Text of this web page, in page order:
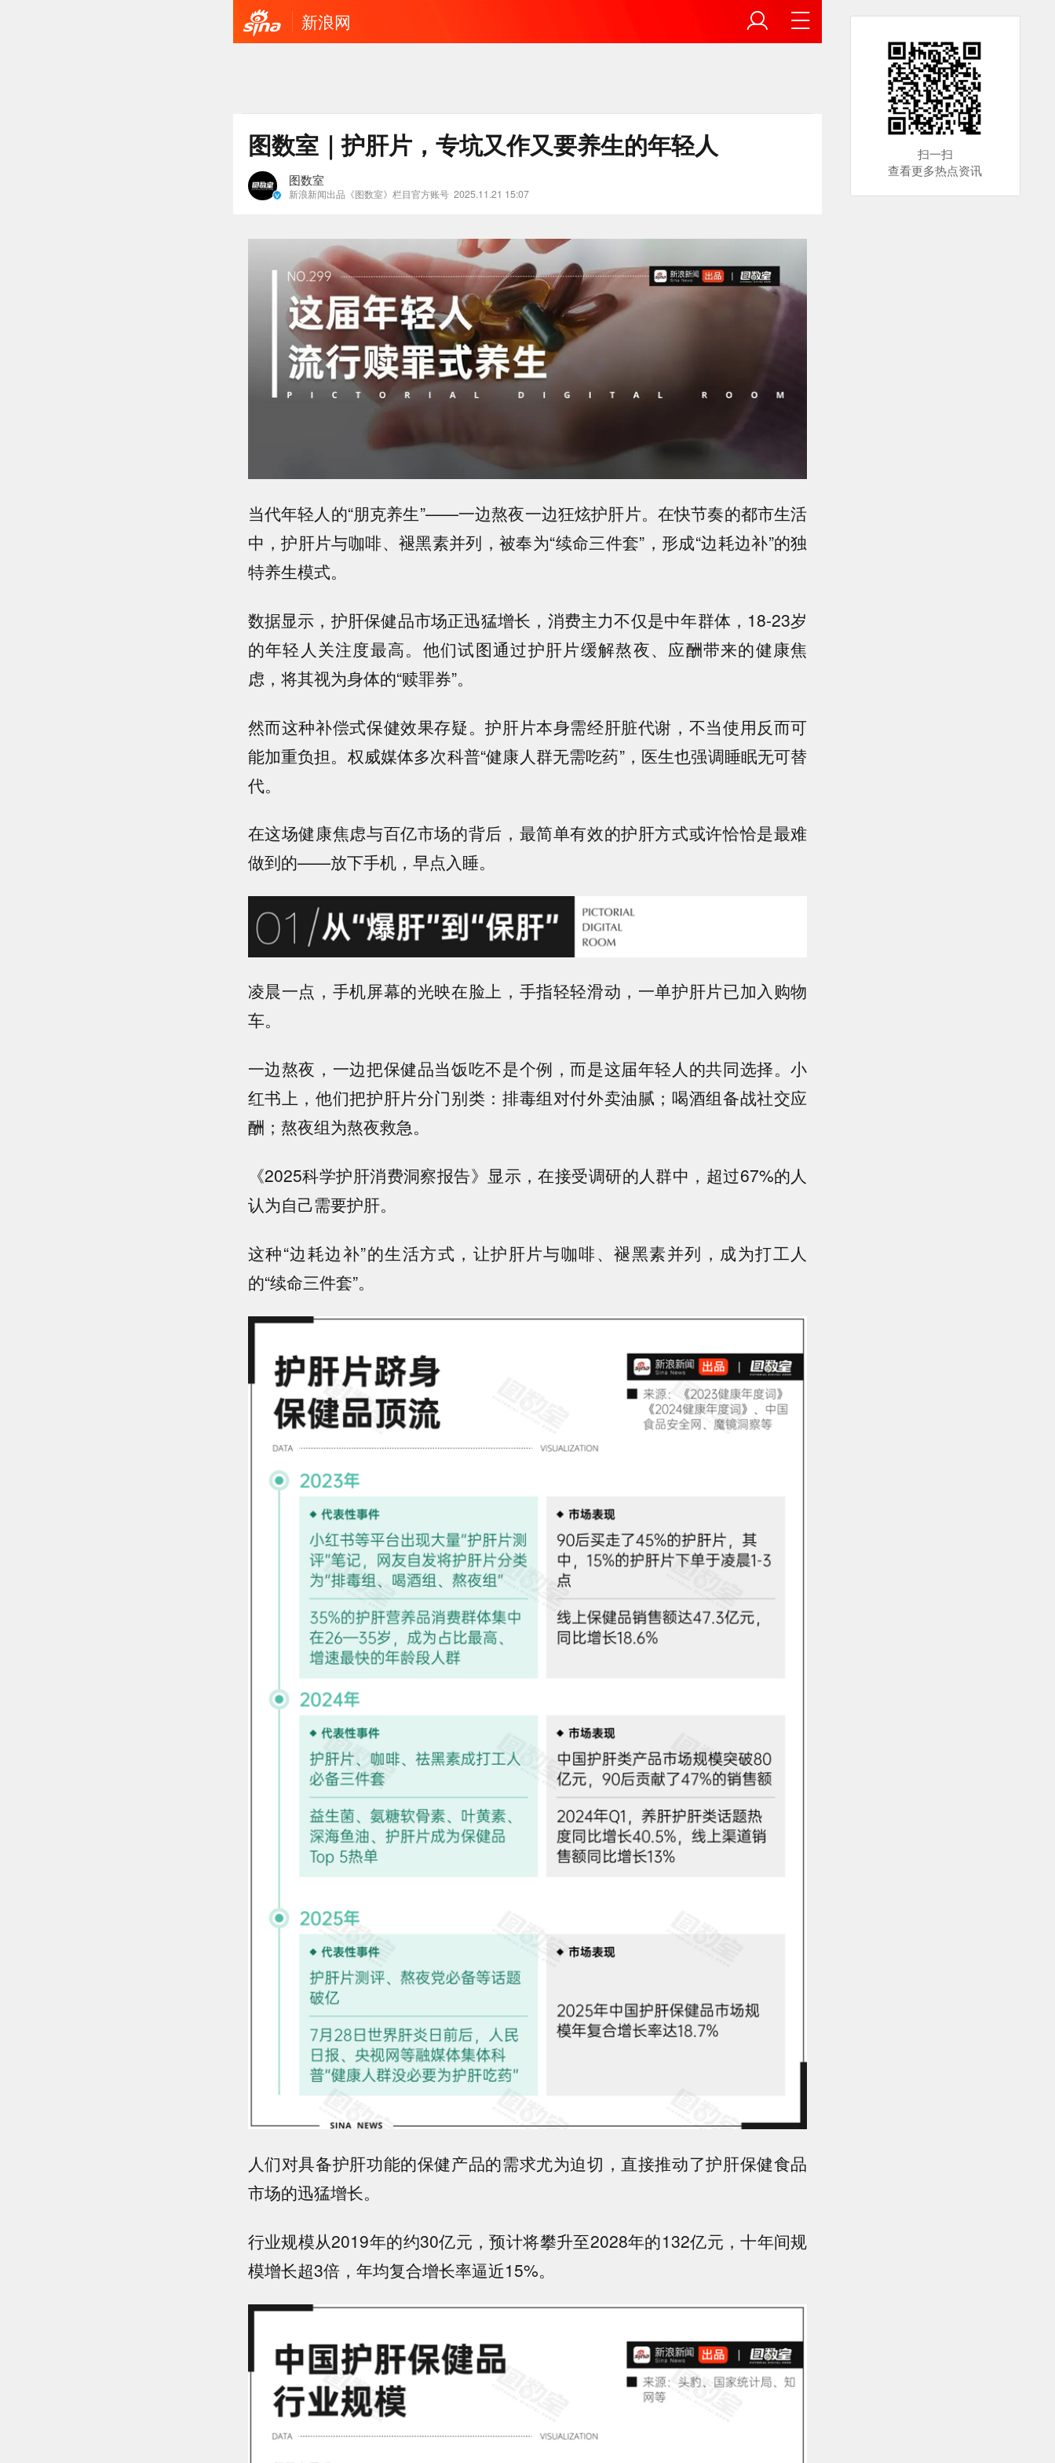
新浪网
图数室｜护肝片，专坑又作又要养生的年轻人
图数室
新浪新闻出品《图数室》栏目官方账号 2025.11.21 15:07
当代年轻人的“朋克养生”——一边熬夜一边狂炫护肝片。在快节奏的都市生活
中，护肝片与咖啡、褪黑素并列，被奉为“续命三件套” ，形成“边耗边补”的独
特养生模式。
数据显示， 护肝保健品市场正迅猛增长，消费主力不仅是中年群体，18-23岁
的年轻人关注度最高。他们试图通过护肝片缓解熬夜、应酬带来的健康焦
虑，将其视为身体的“赎罪券”。
然而这种补偿式保健效果存疑。护肝片本身需经肝脏代谢，不当使用反而可
能加重负担。权威媒体多次科普“健康人群无需吃药”，医生也强调睡眠无可替
代。
在这场健康焦虑与百亿市场的背后， 最简单有效的护肝方式或许恰恰是最难
做到的——放下手机，早点入睡。
凌晨一点，手机屏幕的光映在脸上，手指轻轻滑动，一单护肝片已加入购物
车。
一边熬夜，一边把保健品当饭吃不是个例，而是这届年轻人的共同选择。小
红书上，他们把护肝片分门别类： 排毒组对付外卖油腻；喝酒组备战社交应
酬；熬夜组为熬夜救急。
《2025科学护肝消费洞察报告》显示，在接受调研的人群中，超过67%的人
认为自己需要护肝。
这种“边耗边补”的生活方式，让护肝片与咖啡、褪黑素并列，成为打工人
的“续命三件套”。
人们对具备护肝功能的保健产品的需求尤为迫切，直接推动了护肝保健食品
市场的迅猛增长。
行业规模从2019年的约30亿元，预计将攀升至2028年的132亿元，十年间规
模增长超3倍，年均复合增长率逼近15%。
扫一扫
查看更多热点资讯